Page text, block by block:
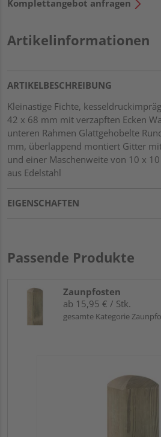
Komplettangebot anfragen
Artikelinformationen
ARTIKELBESCHREIBUNG
Kleinastige Fichte,
42 x 68 mm mit verzapften Ecken
unteren Rahmen Glattgehobelte
mm, überlappend montiert Gitter
und einer Maschenweite von 10 x
aus Edelstahl
EIGENSCHAFTEN
Passende Produkte
Zaunpfosten
ab 15,95 € / Stk.
gesamte Kategorie